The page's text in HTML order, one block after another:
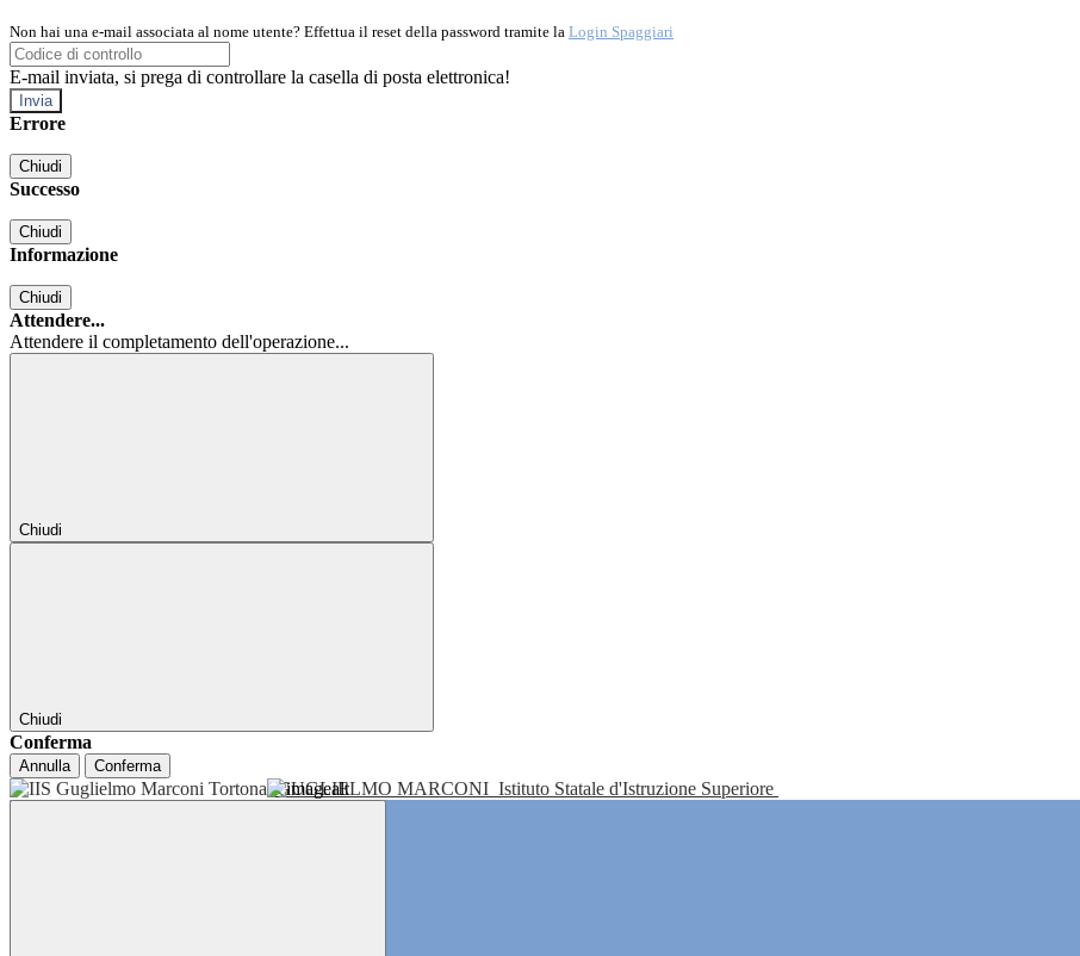
Non hai una e-mail associata al nome utente? Effettua il reset della password tramite la Login Spaggiari
E-mail inviata, si prega di controllare la casella di posta elettronica!
Errore
Chiudi
Successo
Chiudi
Informazione
Chiudi
Attendere...
Attendere il completamento dell'operazione...
Chiudi
Chiudi
Conferma
Annulla Conferma
GUGLIELMO MARCONI Istituto Statale d'Istruzione Superiore